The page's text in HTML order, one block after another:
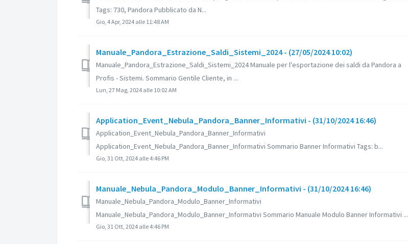
Tags: 730, Pandora Pubblicato da N...
Gio, 4 Apr, 2024 alle 11:48 AM
Manuale_Pandora_Estrazione_Saldi_Sistemi_2024 - (27/05/2024 10:02)
Manuale_Pandora_Estrazione_Saldi_Sistemi_2024 Manuale per l'esportazione dei saldi da Pandora a
Profis - Sistemi. Sommario Gentile Cliente, in ...
Lun, 27 Mag, 2024 alle 10:02 AM
Application_Event_Nebula_Pandora_Banner_Informativi - (31/10/2024 16:46)
Application_Event_Nebula_Pandora_Banner_Informativi
Application_Event_Nebula_Pandora_Banner_Informativi Sommario Banner Informativi Tags: b...
Gio, 31 Ott, 2024 alle 4:46 PM
Manuale_Nebula_Pandora_Modulo_Banner_Informativi - (31/10/2024 16:46)
Manuale_Nebula_Pandora_Modulo_Banner_Informativi
Manuale_Nebula_Pandora_Modulo_Banner_Informativi Sommario Manuale Modulo Banner Informativi ...
Gio, 31 Ott, 2024 alle 4:46 PM